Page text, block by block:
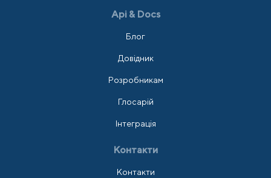
Api & Docs
Блог
Довідник
Розробникам
Глосарій
Інтеграція
Контакти
Контакти